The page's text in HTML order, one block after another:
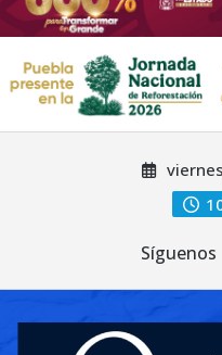
Síguenos